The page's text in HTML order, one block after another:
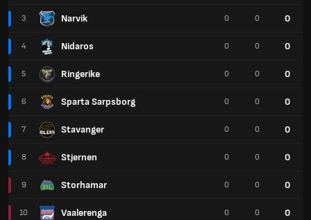
3 Narvik
4 Nidaros
5 Ringerike
6 Sparta Sarpsborg
7 Stavanger
8 Stjernen
9 Storhamar
10 Vaalerenga
0 0 0
0 0 0
0 0 0
0 0 0
0 0 0
0 0 0
0 0 0
0 0 0